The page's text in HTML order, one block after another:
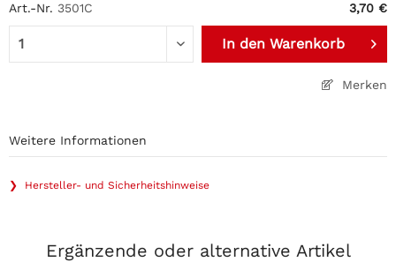
Art.-Nr. 3501C 3,70 €
In den Warenkorb
Merken
Weitere Informationen
❯ Hersteller- und Sicherheitshinweise
Ergänzende oder alternative Artikel